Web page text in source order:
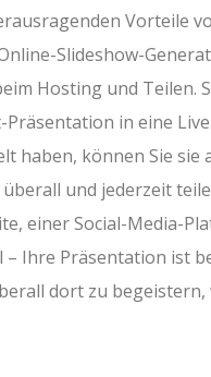
Vorteile
Slideshow-
Hosting und Teilen.
Präsentation in eine
haben, können Sie sie
und jederzeit
einer Social-Media-
– Ihre Präsentation ist
dort zu begeistern,